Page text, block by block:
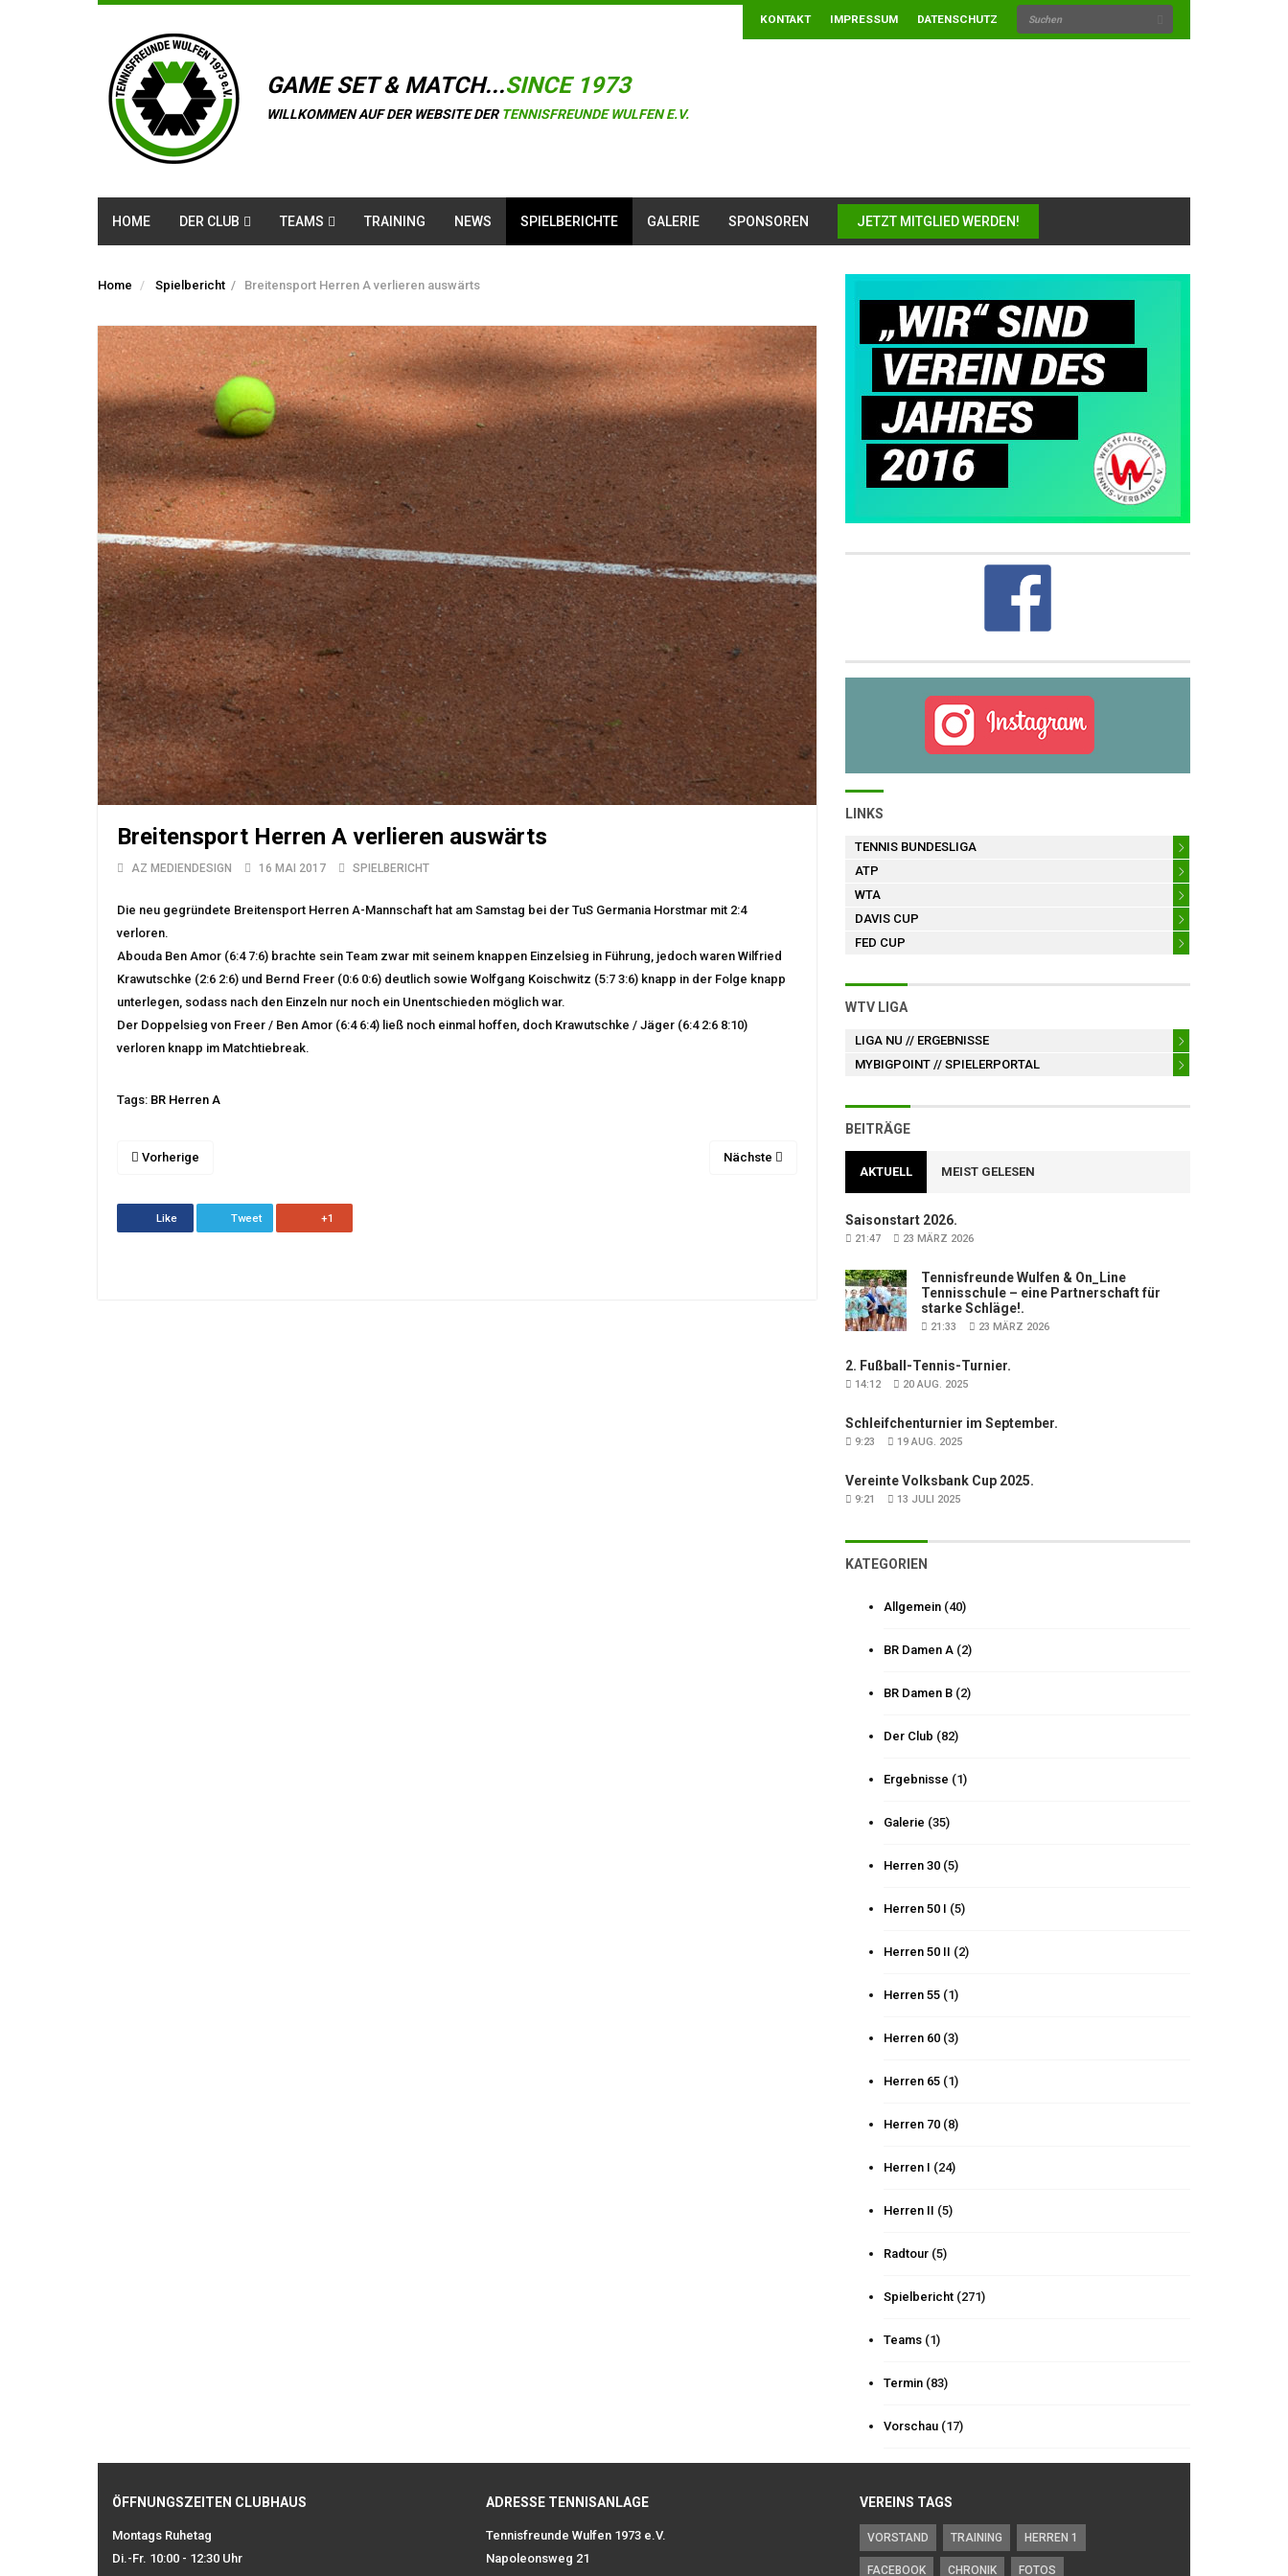
KONTAKT IMPRESSUM DATENSCHUTZ
GAME SET & MATCH...SINCE 1973
WILLKOMMEN AUF DER WEBSITE DER TENNISFREUNDE WULFEN E.V.
HOME DER CLUB TEAMS TRAINING NEWS SPIELBERICHTE GALERIE SPONSOREN JETZT MITGLIED WERDEN!
Home Spielbericht / Breitensport Herren A verlieren auswärts
Breitensport Herren A verlieren auswärts
AZ MEDIENDESIGN 16 MAI 2017 SPIELBERICHT
Die neu gegründete Breitensport Herren A-Mannschaft hat am Samstag bei der TuS Germania Horstmar mit 2:4
verloren.
Abouda Ben Amor (6:4 7:6) brachte sein Team zwar mit seinem knappen Einzelsieg in Führung, jedoch waren Wilfried
Krawutschke (2:6 2:6) und Bernd Freer (0:6 0:6) deutlich sowie Wolfgang Koischwitz (5:7 3:6) knapp in der Folge knapp
unterlegen, sodass nach den Einzeln nur noch ein Unentschieden möglich war.
Der Doppelsieg von Freer / Ben Amor (6:4 6:4) ließ noch einmal hoffen, doch Krawutschke / Jäger (6:4 2:6 8:10)
verloren knapp im Matchtiebreak.
Tags: BR Herren A
Vorherige Nächste
Like Tweet +1
LINKS
TENNIS BUNDESLIGA
ATP
WTA
DAVIS CUP
FED CUP
WTV LIGA
LIGA NU // ERGEBNISSE
MYBIGPOINT // SPIELERPORTAL
BEITRÄGE
AKTUELL MEIST GELESEN
Saisonstart 2026.
21:47 23 MÄRZ 2026
Tennisfreunde Wulfen & On_Line
Tennisschule – eine Partnerschaft für
starke Schläge!.
21:33 23 MÄRZ 2026
2. Fußball-Tennis-Turnier.
14:12 20 AUG. 2025
Schleifchenturnier im September.
9:23 19 AUG. 2025
Vereinte Volksbank Cup 2025.
9:21 13 JULI 2025
KATEGORIEN
Allgemein (40)
BR Damen A (2)
BR Damen B (2)
Der Club (82)
Ergebnisse (1)
Galerie (35)
Herren 30 (5)
Herren 50 I (5)
Herren 50 II (2)
Herren 55 (1)
Herren 60 (3)
Herren 65 (1)
Herren 70 (8)
Herren I (24)
Herren II (5)
Radtour (5)
Spielbericht (271)
Teams (1)
Termin (83)
Vorschau (17)
ÖFFNUNGSZEITEN CLUBHAUS
Montags Ruhetag
Di.-Fr. 10:00 - 12:30 Uhr
ADRESSE TENNISANLAGE
Tennisfreunde Wulfen 1973 e.V.
Napoleonsweg 21
VEREINS TAGS
VORSTAND TRAINING HERREN 1
FACEBOOK CHRONIK FOTOS